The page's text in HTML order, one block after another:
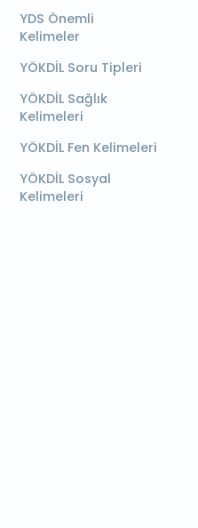
YDS Önemli
Kelimeler
YÖKDİL Soru Tipleri
YÖKDİL Sağlık
Kelimeleri
YÖKDİL Fen Kelimeleri
YÖKDİL Sosyal
Kelimeleri